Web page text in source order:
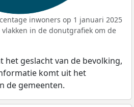
inwoners op 1 januari 2025
in de donutgrafiek om de
geslacht van de bevolking,
komt uit het
de gemeenten.